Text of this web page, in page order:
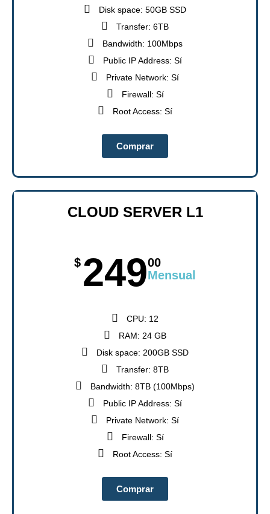
Disk space: 50GB SSD
Transfer: 6TB
Bandwidth: 100Mbps
Public IP Address: Sí
Private Network: Sí
Firewall: Sí
Root Access: Sí
Comprar
CLOUD SERVER L1
$ 24900
Mensual
CPU: 12
RAM: 24 GB
Disk space: 200GB SSD
Transfer: 8TB
Bandwidth: 8TB (100Mbps)
Public IP Address: Sí
Private Network: Sí
Firewall: Sí
Root Access: Sí
Comprar